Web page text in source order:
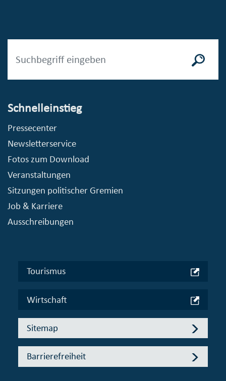
Schnelleinstieg
Pressecenter
Newsletterservice
Fotos zum Download
Veranstaltungen
Sitzungen politischer Gremien
Job & Karriere
Ausschreibungen
Tourismus
Wirtschaft
Sitemap
Barrierefreiheit